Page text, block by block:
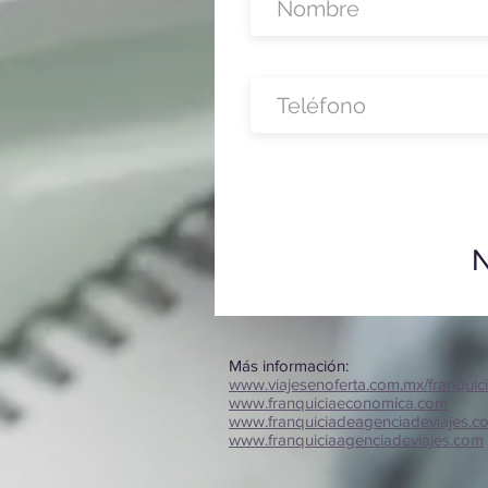
Más información:
www.viajesenoferta.com.mx/
www.franquiciaeconomica.com
www.franquiciaagenciadeviajes.com